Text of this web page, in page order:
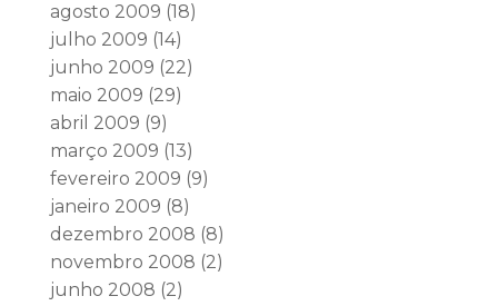
agosto 2009 (18)
julho 2009 (14)
junho 2009 (22)
maio 2009 (29)
abril 2009 (9)
março 2009 (13)
fevereiro 2009 (9)
janeiro 2009 (8)
dezembro 2008 (8)
novembro 2008 (2)
junho 2008 (2)